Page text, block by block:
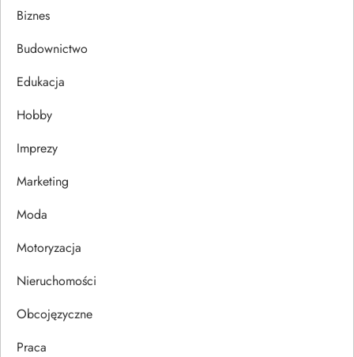
a
c
a
w
p
u
Biznes
Budownictwo
Edukacja
Hobby
Imprezy
Marketing
Moda
Motoryzacja
Nieruchomości
Obcojęzyczne
Praca